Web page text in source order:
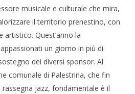
VIEWING
a Palestrina grandi artisti per
musicale e culturale che mira,
il territorio prenestino, con
Quest’anno la
un giorno in più di
dei diversi sponsor. Al
comunale di Palestrina, che fin
rassegna jazz, fondamentale è il